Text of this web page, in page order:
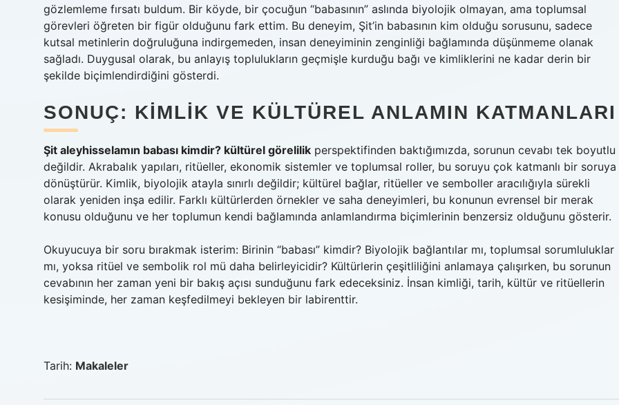
gözlemleme fırsatı buldum. Bir köyde, bir çocuğun “babasının” aslında biyolojik olmayan, ama toplumsal
görevleri öğreten bir figür olduğunu fark ettim. Bu deneyim, Şit’in babasının kim olduğu sorusunu, sadece
kutsal metinlerin doğruluğuna indirgemeden, insan deneyiminin zenginliği bağlamında düşünmeme olanak
sağladı. Duygusal olarak, bu anlayış toplulukların geçmişle kurduğu bağı ve kimliklerini ne kadar derin bir
şekilde biçimlendirdiğini gösterdi.
SONUÇ: KIMLIK VE KÜLTÜREL ANLAMIN KATMANLARI
Şit aleyhisselamın babası kimdir? kültürel görelilik perspektifinden baktığımızda, sorunun cevabı tek boyutlu
değildir. Akrabalık yapıları, ritüeller, ekonomik sistemler ve toplumsal roller, bu soruyu çok katmanlı bir soruya
dönüştürür. Kimlik, biyolojik atayla sınırlı değildir; kültürel bağlar, ritüeller ve semboller aracılığıyla sürekli
olarak yeniden inşa edilir. Farklı kültürlerden örnekler ve saha deneyimleri, bu konunun evrensel bir merak
konusu olduğunu ve her toplumun kendi bağlamında anlamlandırma biçimlerinin benzersiz olduğunu gösterir.
Okuyucuya bir soru bırakmak isterim: Birinin “babası” kimdir? Biyolojik bağlantılar mı, toplumsal sorumluluklar
mı, yoksa ritüel ve sembolik rol mü daha belirleyicidir? Kültürlerin çeşitliliğini anlamaya çalışırken, bu sorunun
cevabının her zaman yeni bir bakış açısı sunduğunu fark edeceksiniz. İnsan kimliği, tarih, kültür ve ritüellerin
kesişiminde, her zaman keşfedilmeyi bekleyen bir labirenttir.
Tarih: Makaleler